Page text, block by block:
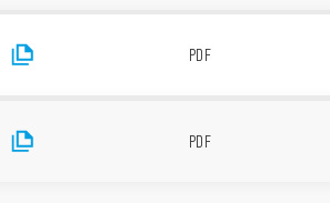
PDF
PDF